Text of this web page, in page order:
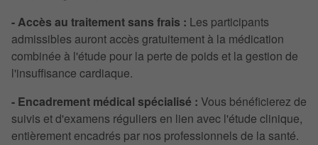
- Accès au traitement sans frais : Les participants
admissibles auront accès gratuitement à la médication
combinée à l'étude pour la perte de poids et la gestion de
l'insuffisance cardiaque.
- Encadrement médical spécialisé : Vous bénéficierez de
suivis et d'examens réguliers en lien avec l'étude clinique,
entièrement encadrés par nos professionnels de la santé.